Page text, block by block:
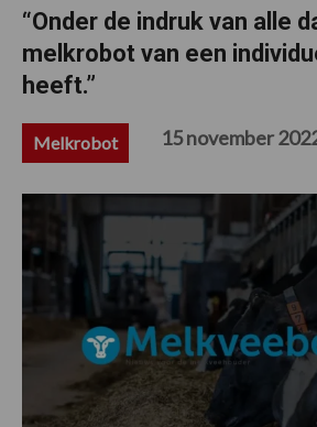
“Onder de indruk van alle
melkrobot van een
heeft.”
Melkrobot 15 november